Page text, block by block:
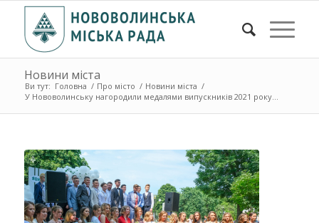
Новини міста
Ви тут: Головна / Про місто / Новини міста /
У Нововолинську нагородили медалями випускників 2021 року...